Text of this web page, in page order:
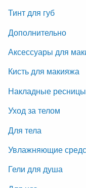
Тинт для губ
Дополнительно
Аксессуары для
Кисть для макияжа
Накладные ресницы
Уход за телом
Для тела
Увлажняющие
Гели для душа